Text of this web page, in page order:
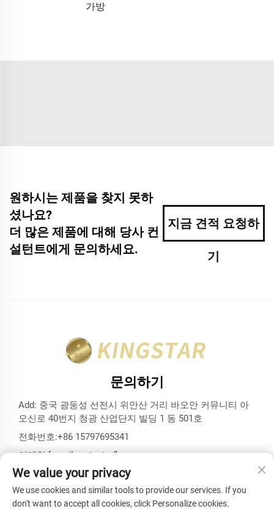
가방
원하시는 제품을 찾지 못하
셨나요?
더 많은 제품에 대해 당사 컨
설턴트에게 문의하세요.
지금 견적 요청하
기
문의하기
Add: 중국 광둥성 선전시 위안산 거리 바오안 커뮤니티 아
오신로 40번지 청광 산업단지 빌딩 1 동 501호
전화번호:+86 15797695341
이메일:[email protected]
저작권 © 선전 킹스타 백스 앤드 케이스 유한회사. 모든 권리 보
We value your privacy
We use cookies and similar tools to provide our services. If you
don't want to accept all cookies, click Personalize cookies.